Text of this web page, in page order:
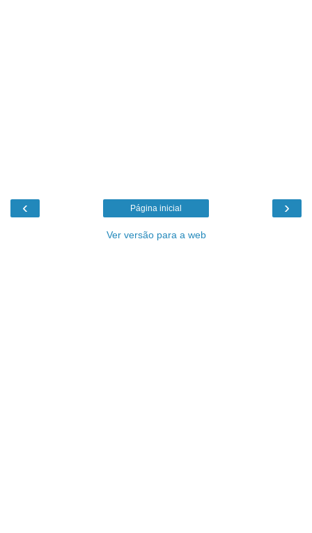
‹ ›
Página inicial
Ver versão para a web